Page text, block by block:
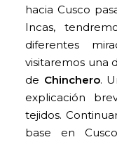
hacia Cusco
Incas,
diferentes
visitaremos una
de Chinchero.
explicación
tejidos.
base en